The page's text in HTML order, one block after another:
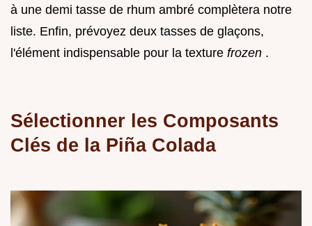
à une demi tasse de rhum ambré complètera notre
liste. Enfin, prévoyez deux tasses de glaçons,
l'élément indispensable pour la texture frozen .
Sélectionner les Composants
Clés de la Piña Colada